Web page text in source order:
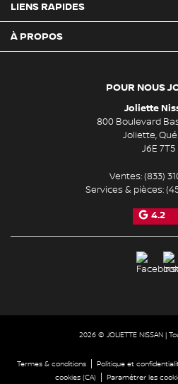
POUR NOUS
Joliette
800 Boulevard
Joliette,
J6E 7T5
Ventes:(833)
Services & pièces:
4.2
LIENS RAPIDES
À PROPOS
2026 © JOLIETTE NISSAN|
Termes & conditions| Politique et
cookies (CA)
Paramétrer les